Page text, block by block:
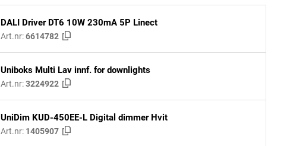
DALI Driver DT6 10W 230mA 5P Linect
Art.nr:6614782
Uniboks Multi Lav innf. for downlights
Art.nr:3224922
UniDim KUD-450EE-L Digital dimmer Hvit
Art.nr: 1405907